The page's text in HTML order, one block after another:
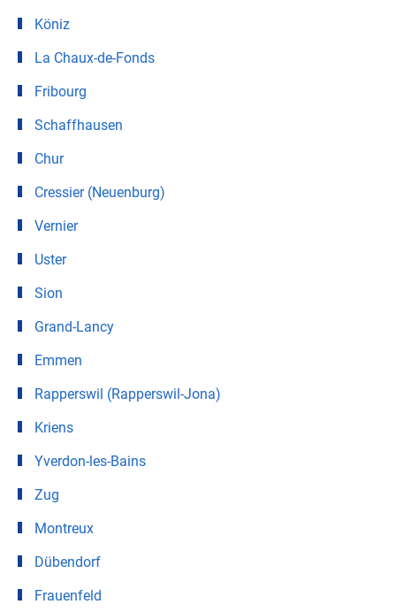
Köniz
La Chaux-de-Fonds
Fribourg
Schaffhausen
Chur
Cressier (Neuenburg)
Vernier
Uster
Sion
Grand-Lancy
Emmen
Rapperswil (Rapperswil-Jona)
Kriens
Yverdon-les-Bains
Zug
Montreux
Dübendorf
Frauenfeld